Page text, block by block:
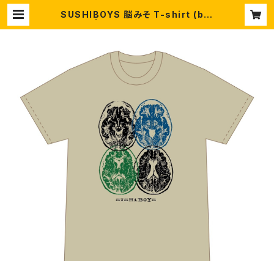
SUSHIBOYS 脳みそ T-shirt (bei